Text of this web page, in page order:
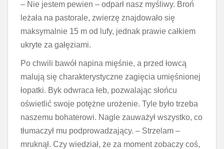
– Nie jestem pewien – odparł nasz myśliwy. Broń
leżała na pastorale, zwierzę znajdowało się
maksymalnie 15 m od lufy, jednak prawie całkiem
ukryte za gałęziami.
Po chwili bawół napina mięśnie, a przed łowcą
malują się charakterystyczne zagięcia umięśnionej
łopatki. Byk odwraca łeb, pozwalając słońcu
oświetlić swoje potężne urożenie. Tyle było trzeba
naszemu bohaterowi. Nagle zauważył wszystko, co
tłumaczył mu podprowadzający. – Strzelam –
mruknął. Czy wiedział, że za moment zobaczy coś,